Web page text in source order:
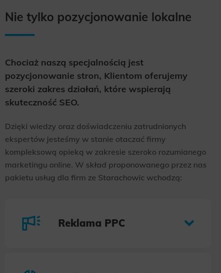
Nie tylko pozycjonowanie lokalne
Chociaż naszą specjalnością jest
pozycjonowanie stron, Klientom oferujemy
szeroki zakres działań, które wspierają
skuteczność SEO.
Dzięki wiedzy oraz doświadczeniu zatrudnionych
ekspertów jesteśmy w stanie otaczać firmy
kompleksową opieką w zakresie szeroko rozumianego
marketingu online. W skład proponowanego przez nas
pakietu usług dla firm ze Starachowic wchodzą:
Reklama PPC